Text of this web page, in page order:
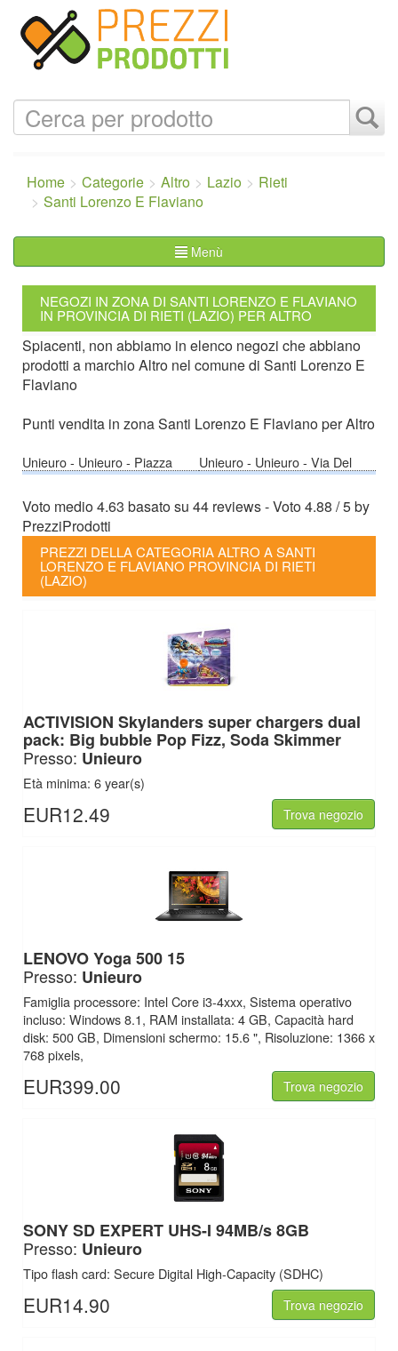
Home Categorie Altro Lazio
Rieti
Santi Lorenzo E Flaviano
Menù
NEGOZI IN ZONA DI SANTI LORENZO E FLAVIANO
IN PROVINCIA DI RIETI (LAZIO) PER ALTRO
Spiacenti, non abbiamo in elenco negozi che abbiano
prodotti a marchio Altro nel comune di Santi Lorenzo E
Flaviano
Punti vendita in zona Santi Lorenzo E Flaviano per Altro
Unieuro- Unieuro - Piazza
Dalmazia 15 - Terni (TR)
Unieuro- Unieuro - Via Del
Maglio 6 - Terni (TR)
Voto medio4.63 basato su 44 reviews- Voto4.88 /5by
PrezziProdotti
PREZZI DELLA CATEGORIA ALTRO A SANTI
LORENZO E FLAVIANO PROVINCIA DI RIETI
(LAZIO)
ACTIVISION Skylanders super chargers dual
pack: Big bubble Pop Fizz, Soda Skimmer
Presso: Unieuro
Età minima: 6 year(s)
EUR12.49 Trova negozio
LENOVO Yoga 500 15
Presso: Unieuro
Famiglia processore: Intel Core i3-4xxx, Sistema operativo
incluso: Windows 8.1, RAM installata: 4 GB, Capacità hard
disk: 500 GB, Dimensioni schermo: 15.6 ", Risoluzione: 1366 x
768 pixels,
EUR399.00 Trova negozio
SONY SD EXPERT UHS-I 94MB/s 8GB
Presso: Unieuro
Tipo flash card: Secure Digital High-Capacity (SDHC)
EUR14.90 Trova negozio